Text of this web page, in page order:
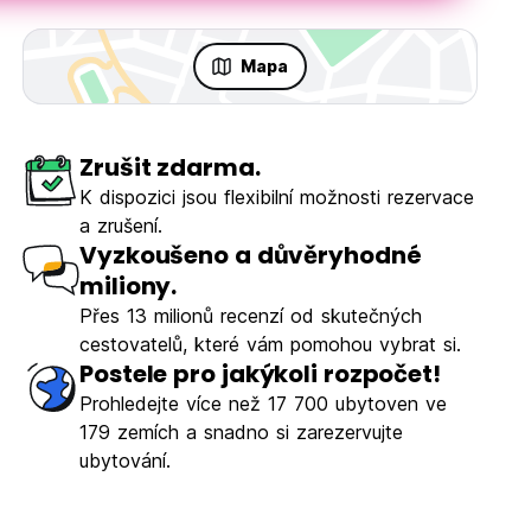
Mapa
Zrušit zdarma.
K dispozici jsou flexibilní možnosti rezervace
a zrušení.
Vyzkoušeno a důvěryhodné
miliony.
Přes 13 milionů recenzí od skutečných
cestovatelů, které vám pomohou vybrat si.
Postele pro jakýkoli rozpočet!
Prohledejte více než 17 700 ubytoven ve
179 zemích a snadno si zarezervujte
ubytování.